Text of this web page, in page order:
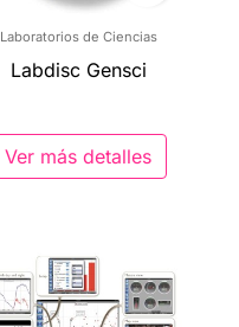
Laboratorios de Ciencias
Labdisc Gensci
Ver más detalles